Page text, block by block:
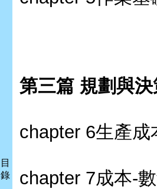
目
錄
第三篇 規劃與
chapter 6生產
chapter 7成本-